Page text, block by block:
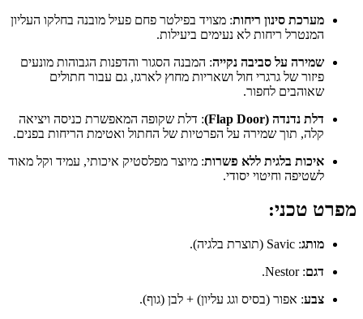
מערכת סינון ריחות: מצויד בפילטר פחם פעיל מובנה בחלקו העליון
המנטרל ריחות לא נעימים ביעילות.
שמירה על סביבה נקייה: המבנה הסגור והדפנות הגבוהות מונעים
פיזור של גרגרי חול ושאריות מחוץ לארגז, גם עבור חתולים
שאוהבים לחפור.
דלת נדנדה (Flap Door)
: דלת שקופה המאפשרת כניסה ויציאה
קלה, תוך שמירה על הפרטיות של החתול ואטימת הריחות בפנים.
איכות בלגית ללא פשרות: מיוצר מפלסטיק איכותי, עמיד וקל מאוד
לשטיפה וחיטוי יסודי.
מפרט טכני:
מותג: Savic (תוצרת בלגיה).
דגם: Nestor.
צבע: אפור (בסיס וגג עליון) + לבן (גוף).